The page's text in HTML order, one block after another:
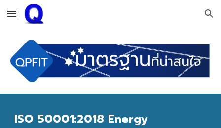
Skip to main content Skip to navigation
ISO 50001:2018 Energy